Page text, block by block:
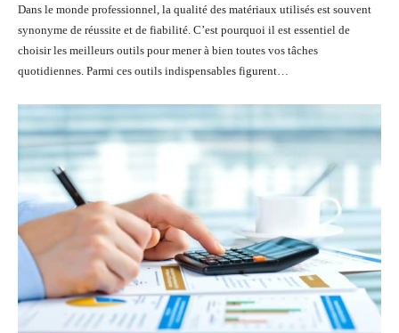
Dans le monde professionnel, la qualité des matériaux utilisés est souvent
synonyme de réussite et de fiabilité. C’est pourquoi il est essentiel de
choisir les meilleurs outils pour mener à bien toutes vos tâches
quotidiennes. Parmi ces outils indispensables figurent…